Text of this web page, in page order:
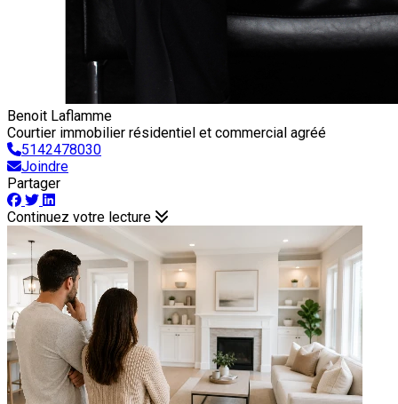
Benoit Laflamme
Courtier immobilier résidentiel et commercial agréé
5142478030
Joindre
Partager
Continuez votre lecture